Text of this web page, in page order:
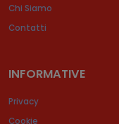
Chi Siamo
Contatti
INFORMATIVE
Privacy
Cookie